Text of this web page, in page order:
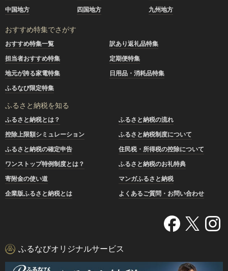
中国地方
四国地方 九州地方
おすすめ特集でさがす
おすすめ特集一覧
訳あり返礼品特集
担当者おすすめ特集
定期便特集
地元が誇る家電特集
日用品・消耗品特集
ふるなび限定特集
ふるさと納税を知る
ふるさと納税とは？
ふるさと納税の流れ
控除上限額シミュレーション
ふるさと納税制度について
ふるさと納税の確定申告
住民税・所得税の控除について
ワンストップ特例制度とは？
ふるさと納税のお礼特典
寄附金の使い道
マンガふるさと納税
企業版ふるさと納税とは
よくあるご質問・お問い合わせ
ふるなびオリジナルサービス